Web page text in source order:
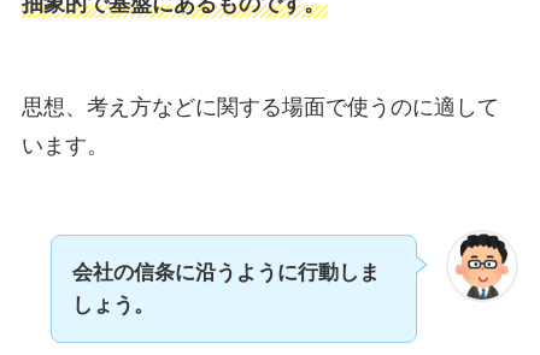
思想、考え方などに関する場面で使うのに適して
います。
会社の信条に沿うように行動しま
しょう。